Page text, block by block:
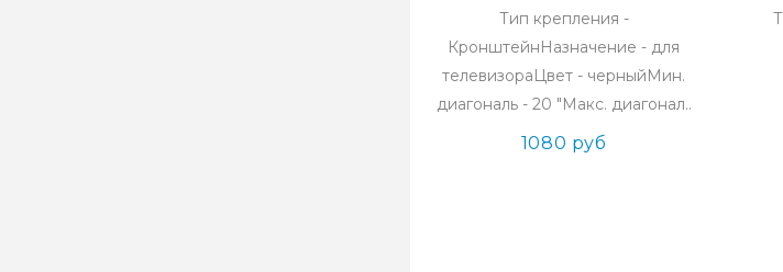
Тип крепления -
КронштейнНазначение - для
телевизораЦвет - черныйМин.
диагональ - 20 "Макс. диагонал..
1080 руб